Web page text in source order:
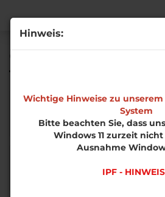
Hinweis:
Wichtige Hinweise zu
System
Bitte beachten Sie, dass
Windows 11 zurzeit
Ausnahme
IPF -
Q5